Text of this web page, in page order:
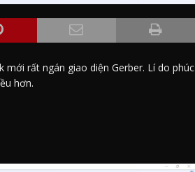
mới rất ngán giao diện Gerber. Lí do phúc
hơn.